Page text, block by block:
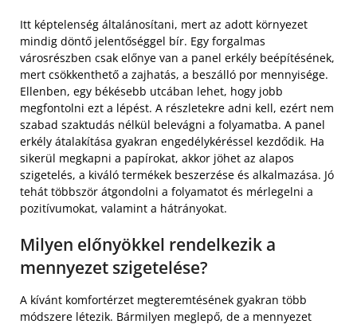
Itt képtelenség általánosítani, mert az adott környezet
mindig döntő jelentőséggel bír. Egy forgalmas
városrészben csak előnye van a panel erkély beépítésének,
mert csökkenthető a zajhatás, a beszálló por mennyisége.
Ellenben, egy békésebb utcában lehet, hogy jobb
megfontolni ezt a lépést. A részletekre adni kell, ezért nem
szabad szaktudás nélkül belevágni a folyamatba. A panel
erkély átalakítása gyakran engedélykéréssel kezdődik. Ha
sikerül megkapni a papírokat, akkor jöhet az alapos
szigetelés, a kiváló termékek beszerzése és alkalmazása. Jó
tehát többször átgondolni a folyamatot és mérlegelni a
pozitívumokat, valamint a hátrányokat.
Milyen előnyökkel rendelkezik a
mennyezet szigetelése?
A kívánt komfortérzet megteremtésének gyakran több
módszere létezik. Bármilyen meglepő, de a mennyezet